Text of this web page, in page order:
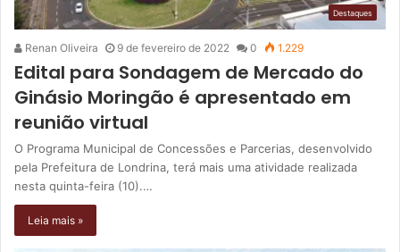
Destaques
Renan Oliveira 9 de fevereiro de 2022 0 1.229
Edital para Sondagem de Mercado do
Ginásio Moringão é apresentado em
reunião virtual
O Programa Municipal de Concessões e Parcerias, desenvolvido
pela Prefeitura de Londrina, terá mais uma atividade realizada
nesta quinta-feira (10).…
Leia mais »